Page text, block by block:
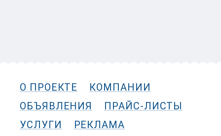
О ПРОЕКТЕ
КОМПАНИИ
ОБЪЯВЛЕНИЯ
ПРАЙС-ЛИСТЫ
УСЛУГИ
РЕКЛАМА